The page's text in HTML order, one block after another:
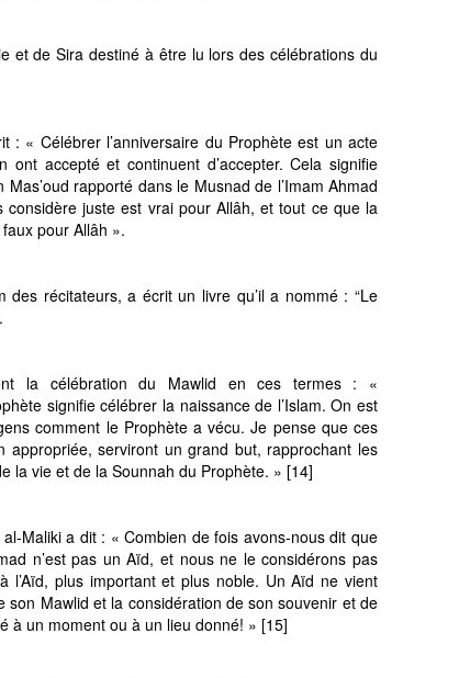
et de Sira destiné à être lu lors des célébrations du
: « Célébrer l’anniversaire du Prophète est un acte
accepté et continuent d’accepter. Cela signifie
rapporté dans le Musnad de l’Imam Ahmad
juste est vrai pour Allâh, et tout ce que la
pour Allâh ».
des récitateurs, a écrit un livre qu’il a nommé : “Le
la célébration du Mawlid en ces termes : «
signifie célébrer la naissance de l’Islam. On est
comment le Prophète a vécu. Je pense que ces
serviront un grand but, rapprochant les
la vie et de la Sounnah du Prophète. » [14]
Maliki a dit : « Combien de fois avons-nous dit que
n’est pas un Aïd, et nous ne le considérons pas
l’Aïd, plus important et plus noble. Un Aïd ne vient
son Mawlid et la considération de son souvenir et de
à un moment ou à un lieu donné! » [15]